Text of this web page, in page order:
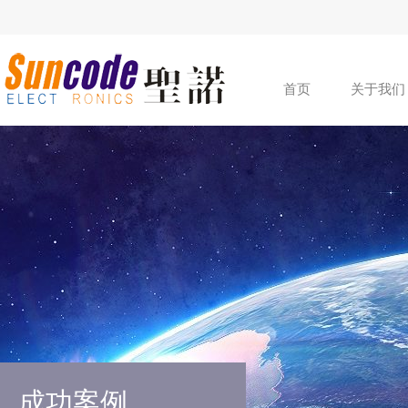
首页 关于我们